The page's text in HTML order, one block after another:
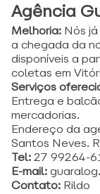
Agência
Melhoria: Nós
a chegada da
disponíveis a
coletas em
Serviços
Entrega e
mercadorias.
Endereço da
Santos Neves.
Tel:27 99264-
E-mail:
Contato: Rildo